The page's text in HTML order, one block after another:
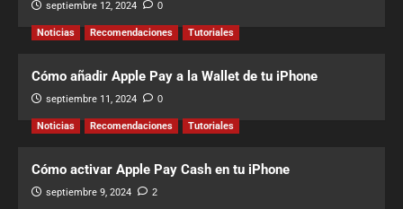
septiembre 12, 2024 0
Noticias Recomendaciones Tutoriales
Cómo añadir Apple Pay a la Wallet de tu iPhone
septiembre 11, 2024 0
Noticias Recomendaciones Tutoriales
Cómo activar Apple Pay Cash en tu iPhone
septiembre 9, 2024 2